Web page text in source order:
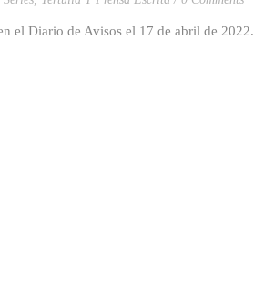
el Diario de Avisos el 17 de abril de 2022.